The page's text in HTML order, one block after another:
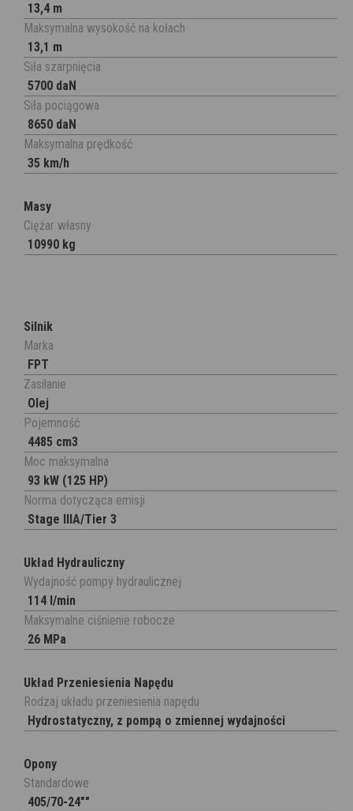
13,4 m
Maksymalna wysokość na kołach
13,1 m
Siła szarpnięcia
5700 daN
Siła pociągowa
8650 daN
Maksymalna prędkość
35 km/h
Masy
Ciężar własny
10990 kg
Silnik
Marka
FPT
Zasilanie
Olej
Pojemność
4485 cm3
Moc maksymalna
93 kW (125 HP)
Norma dotycząca emisji
Stage IIIA/Tier 3
Układ Hydrauliczny
Wydajność pompy hydraulicznej
114 l/min
Maksymalne ciśnienie robocze
26 MPa
Układ Przeniesienia Napędu
Rodzaj układu przeniesienia napędu
Hydrostatyczny, z pompą o zmiennej wydajności
Opony
Standardowe
405/70-24""